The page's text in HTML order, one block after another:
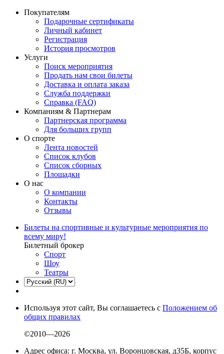
Покупателям
Подарочные сертификаты
Личный кабинет
Регистрация
История просмотров
Услуги
Поиск мероприятия
Продать нам свои билеты
Доставка и оплата заказа
Служба поддержки
Справка (FAQ)
Компаниям & Партнерам
Партнерская программа
Для больших групп
О спорте
Лента новостей
Список клубов
Список сборных
Площадки
О нас
О компании
Контакты
Отзывы
Билеты на спортивные и культурные мероприятия по
всему миру!
Билетный брокер
Спорт
Шоу
Театры
Используя этот сайт, Вы соглашаетесь с Положением об
общих правилах
©2010—2026
Адрес офиса: г. Москва, ул. Воронцовская, д35Б, корпус